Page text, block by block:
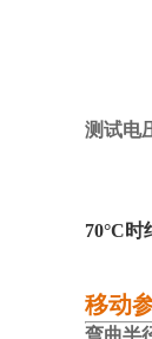
测试
70°C
移动
弯